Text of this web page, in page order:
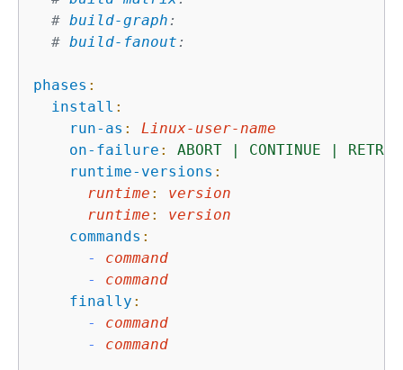
# build-graph:
# build-fanout:
phases :
install :
run-as :
Linux-user-name
on-failure : ABORT | CONTINUE | RETRY
runtime-versions :
runtime :
version
runtime :
version
commands :
-
command
-
command
finally :
-
command
-
command